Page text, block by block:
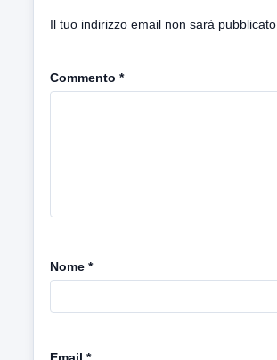
Il tuo indirizzo email non sarà pubblicato.
Commento *
Nome *
Email *